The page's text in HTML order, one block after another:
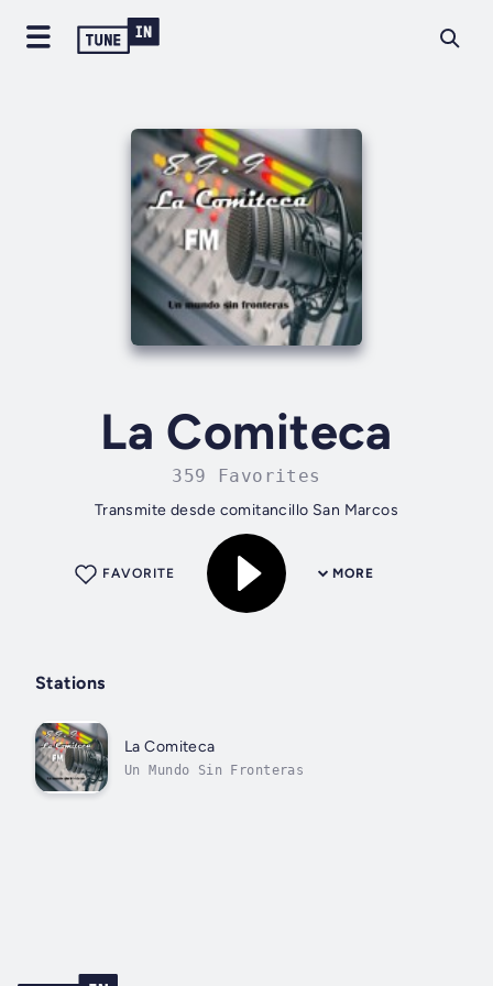
La Comiteca
359 Favorites
Transmite desde comitancillo San Marcos
MORE
FAVORITE
Stations
La Comiteca
Un Mundo Sin Fronteras